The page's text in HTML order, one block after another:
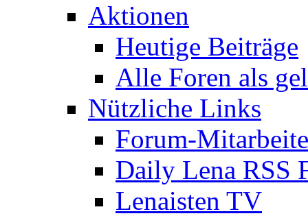
Aktionen
Heutige Beiträge
Alle Foren als
Nützliche Links
Forum-
Daily Lena RSS
Lenaisten TV